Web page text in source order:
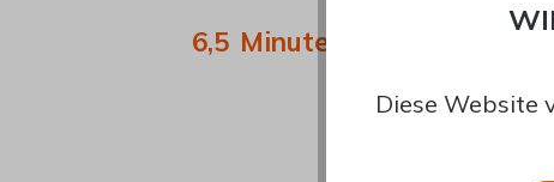
6,5 Minuten
Diese Website